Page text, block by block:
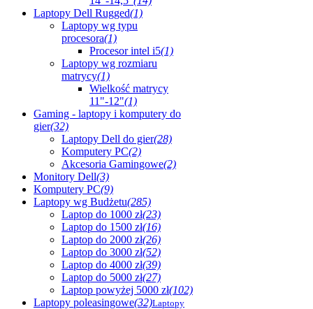
Laptopy Dell Rugged(1)
Laptopy wg typu
procesora(1)
Procesor intel i5(1)
Laptopy wg rozmiaru
matrycy(1)
Wielkość matrycy
11"-12"(1)
Gaming - laptopy i komputery do
gier(32)
Laptopy Dell do gier(28)
Komputery PC(2)
Akcesoria Gamingowe(2)
Monitory Dell(3)
Komputery PC(9)
Laptopy wg Budżetu(285)
Laptop do 1000 zł(23)
Laptop do 1500 zł(16)
Laptop do 2000 zł(26)
Laptop do 3000 zł(52)
Laptop do 4000 zł(39)
Laptop do 5000 zł(27)
Laptop powyżej 5000 zł(102)
Laptopy poleasingowe(32)Laptopy